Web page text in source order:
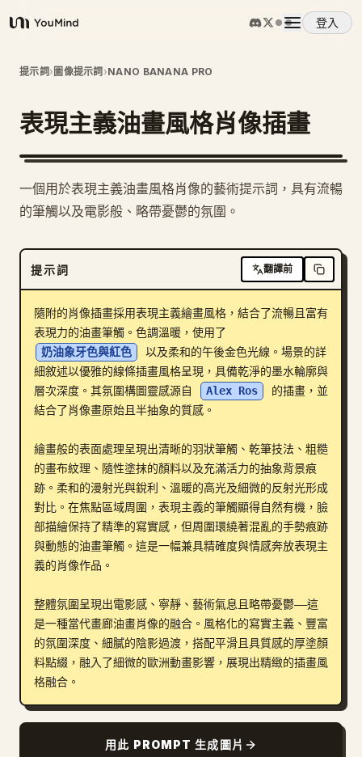
YouMind
登入
概覽
使用案例
定價
下載
部落格
提示詞› 圖像提示詞 ›NANO BANANA PRO
表現主義油畫風格肖像插畫
一個用於表現主義油畫風格肖像的藝術提示詞，具有流暢
的筆觸以及電影般、略帶憂鬱的氛圍。
提示詞 翻譯前
隨附的肖像插畫採用表現主義繪畫風格，結合了流暢且富有
表現力的油畫筆觸。色調溫暖，使用了
奶油象牙色與紅色
以及柔和的午後金色光線。場景的詳
細敘述以優雅的線條插畫風格呈現，具備乾淨的墨水輪廓與
層次深度。其氛圍構圖靈感源自
Alex Ros
的插畫，並
結合了肖像畫原始且半抽象的質感。
繪畫般的表面處理呈現出清晰的羽狀筆觸、乾筆技法、粗糙
的畫布紋理、隨性塗抹的顏料以及充滿活力的抽象背景痕
跡。柔和的漫射光與銳利、溫暖的高光及細微的反射光形成
對比。在焦點區域周圍，表現主義的筆觸顯得自然有機，臉
部描繪保持了精準的寫實感，但周圍環繞著混亂的手勢痕跡
與動態的油畫筆觸。這是一幅兼具精確度與情感奔放表現主
義的肖像作品。
整體氛圍呈現出電影感、寧靜、藝術氣息且略帶憂鬱——這
是一種當代畫廊油畫肖像的融合。風格化的寫實主義、豐富
的氛圍深度、細膩的陰影過渡，搭配平滑且具質感的厚塗顏
料點綴，融入了細微的歐洲動畫影響，展現出精緻的插畫風
格融合。
用此 PROMPT 生成圖片